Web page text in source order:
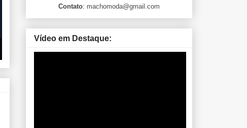
Contato: machomoda@gmail.com
Vídeo em Destaque: